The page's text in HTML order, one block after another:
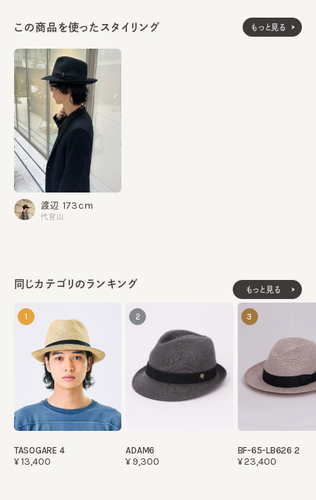
ーノ クラフトマンシップとして幾世代にも渡り行き続けている。
本体：毛100%
装飾部分：アクリル50% 綿50%
生産国
made in Italy
同じカテゴリのランキング
もっと見る
1
TASOGARE 4
¥13,400
2
ADAM6
¥9,300
3
BF-65-LB626 2
¥23,400
この商品を使ったスタイリング もっと見る
渡辺 173cm
代官山